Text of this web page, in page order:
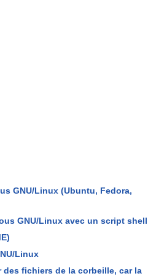
GNU/Linux (Ubuntu, Fedora,
GNU/Linux avec un script shell
Linux
des fichiers de la corbeille, car la